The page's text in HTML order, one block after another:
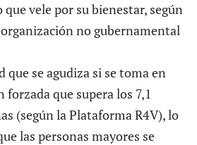
vele por su bienestar, según
no gubernamental
que se agudiza si se toma en
que supera los 7,1
(según la Plataforma R4V), lo
las personas mayores se